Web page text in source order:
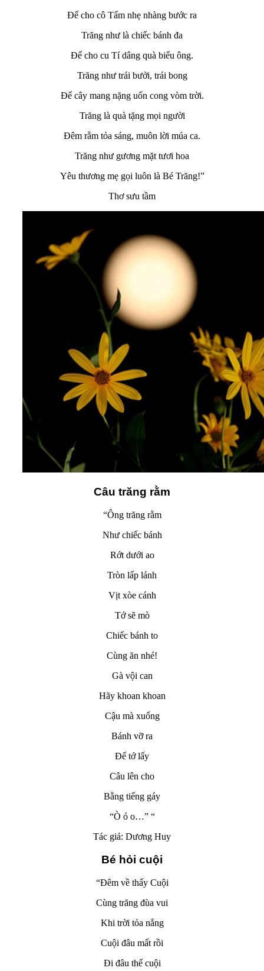
Để cho cô Tấm nhẹ nhàng bước ra
Trăng như là chiếc bánh đa
Để cho cu Tí dâng quà biếu ông.
Trăng như trái bưởi, trái bong
Để cây mang nặng uốn cong vòm trời.
Trăng là quà tặng mọi người
Đêm rằm tỏa sáng, muôn lời múa ca.
Trăng như gương mặt tươi hoa
Yêu thương mẹ gọi luôn là Bé Trăng!”
Thơ sưu tầm
Câu trăng rằm
“Ông trăng rằm
Như chiếc bánh
Rớt dưới ao
Tròn lấp lánh
Vịt xòe cánh
Tớ sẽ mò
Chiếc bánh to
Cùng ăn nhé!
Gà vội can
Hãy khoan khoan
Cậu mà xuống
Bánh vỡ ra
Để tớ lấy
Câu lên cho
Bằng tiếng gáy
“Ò ó o…” “
Tác giả: Dương Huy
Bé hỏi cuội
“Đêm về thấy Cuội
Cùng trăng đùa vui
Khi trời tỏa nắng
Cuội đâu mất rồi
Đi đâu thế cuội